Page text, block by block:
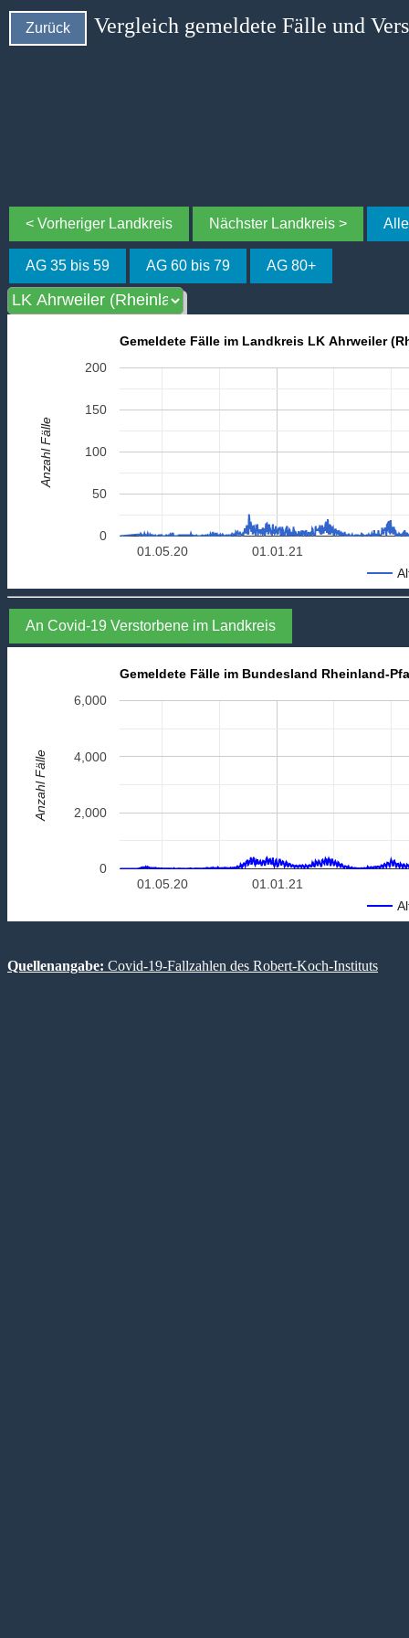
Zurück Vergleich gemeldete Fälle und
< Vorheriger Landkreis Nächster Landkreis >
AG 35 bis 59 AG 60 bis 79 AG 80+
Gemeldete Fälle im Landkreis LK Ahrweiler
01.01.21
01.05.20
0
50
100
150
200
Anzahl Fälle
An Covid-19 Verstorbene im Landkreis
Gemeldete Fälle im Bundesland Rheinland-
01.01.21
01.05.20
0
2,000
4,000
6,000
Anzahl Fälle
Quellenangabe: Covid-19-Fallzahlen des Robert-Koch-Instituts